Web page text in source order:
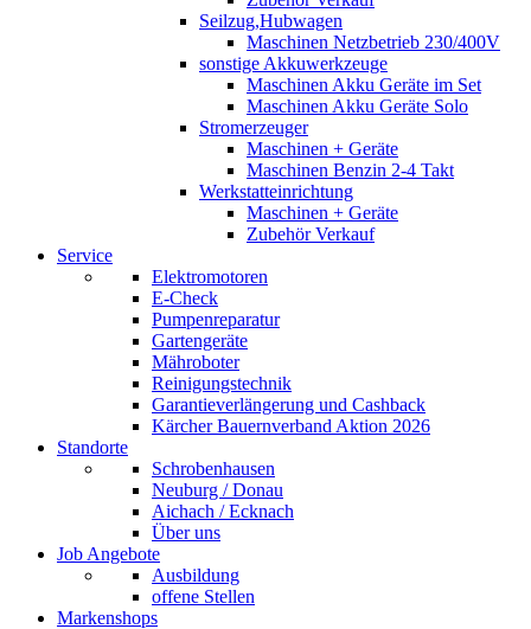
Seilzug,Hubwagen
Maschinen Netzbetrieb 230/400V
sonstige Akkuwerkzeuge
Maschinen Akku Geräte im Set
Maschinen Akku Geräte Solo
Stromerzeuger
Maschinen + Geräte
Maschinen Benzin 2-4 Takt
Werkstatteinrichtung
Maschinen + Geräte
Zubehör Verkauf
Service
Elektromotoren
E-Check
Pumpenreparatur
Gartengeräte
Mähroboter
Reinigungstechnik
Garantieverlängerung und Cashback
Kärcher Bauernverband Aktion 2026
Standorte
Schrobenhausen
Neuburg / Donau
Aichach / Ecknach
Über uns
Job Angebote
Ausbildung
offene Stellen
Markenshops